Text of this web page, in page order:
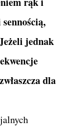
jednak
dla